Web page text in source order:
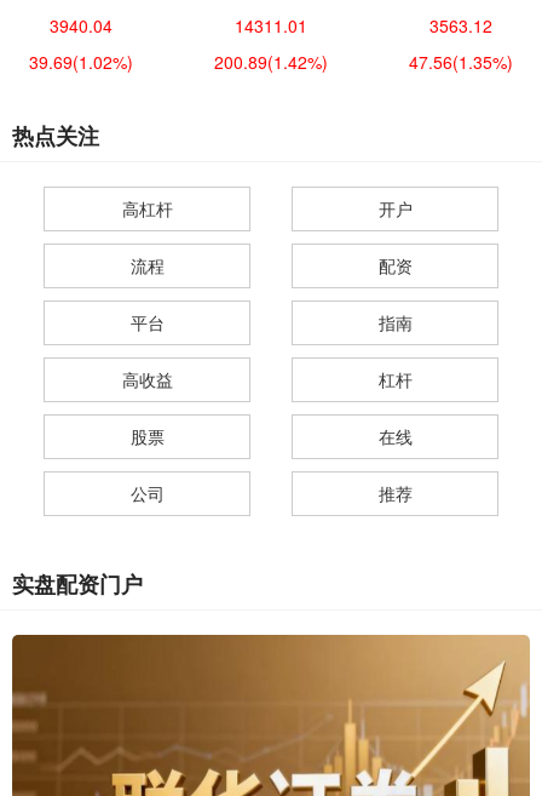
3940.04
39.69(1.02%)
14311.01
200.89(1.42%)
3563.12
47.56(1.35%)
热点关注
高杠杆 开户
流程 配资
平台 指南
高收益 杠杆
股票 在线
公司 推荐
实盘配资门户